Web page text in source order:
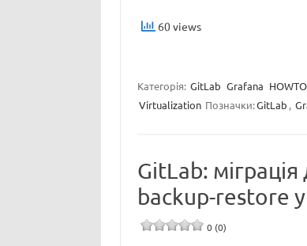
60 views
Категорія: GitLab Grafana
Virtualization Позначки:GitLab ,
GitLab:
backup-restore
0 (0)